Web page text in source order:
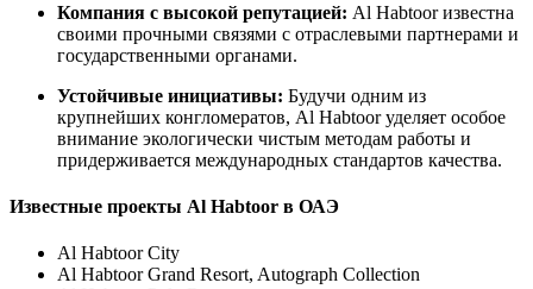
Компания с высокой репутацией: Al Habtoor известна
своими прочными связями с отраслевыми партнерами и
государственными органами.
Устойчивые инициативы: Будучи одним из
крупнейших конгломератов, Al Habtoor уделяет особое
внимание экологически чистым методам работы и
придерживается международных стандартов качества.
Известные проекты Al Habtoor в ОАЭ
Al Habtoor City
Al Habtoor Grand Resort, Autograph Collection